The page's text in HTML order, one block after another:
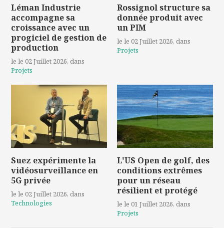
Léman Industrie
accompagne sa
croissance avec un
progiciel de gestion de
production
le le 02 Juillet 2026, dans
Projets
Rossignol structure sa
donnée produit avec
un PIM
le le 02 Juillet 2026, dans
Projets
Suez expérimente la
vidéosurveillance en
5G privée
le le 02 Juillet 2026, dans
Technologies
L'US Open de golf, des
conditions extrêmes
pour un réseau
résilient et protégé
le le 01 Juillet 2026, dans
Projets